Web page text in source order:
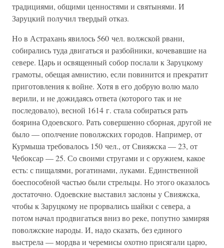
традициями, общими ценностями и святынями. И
Заруцкий получил твердый отказ.
Но в Астрахань явилось 560 чел. волжской рвани,
собирались туда двигаться и разбойники, кочевавшие на
севере. Царь и освященный собор послали к Заруцкому
грамоты, обещая амнистию, если повинится и прекратит
приготовления к войне. Хотя в его добрую волю мало
верили, и не дожидаясь ответа (которого так и не
последовало), весной 1614 г. стала собираться рать
боярина Одоевского. Рать совершенно сборная, другой не
было — ополчение поволжских городов. Например, от
Курмыша требовалось 150 чел., от Свияжска — 23, от
Чебоксар — 25. Со своими стругами и с оружием, какое
есть: с пищалями, рогатинами, луками. Единственной
боеспособной частью были стрельцы. Но этого оказалось
достаточно. Одоевские выставил заслоны у Свияжска,
чтобы к Заруцкому не прорвались шайки с севера, а
потом начал продвигаться вниз во реке, попутно замиряя
поволжские народы. И, надо сказать, без единого
выстрела — мордва и черемисы охотно присягали царю,